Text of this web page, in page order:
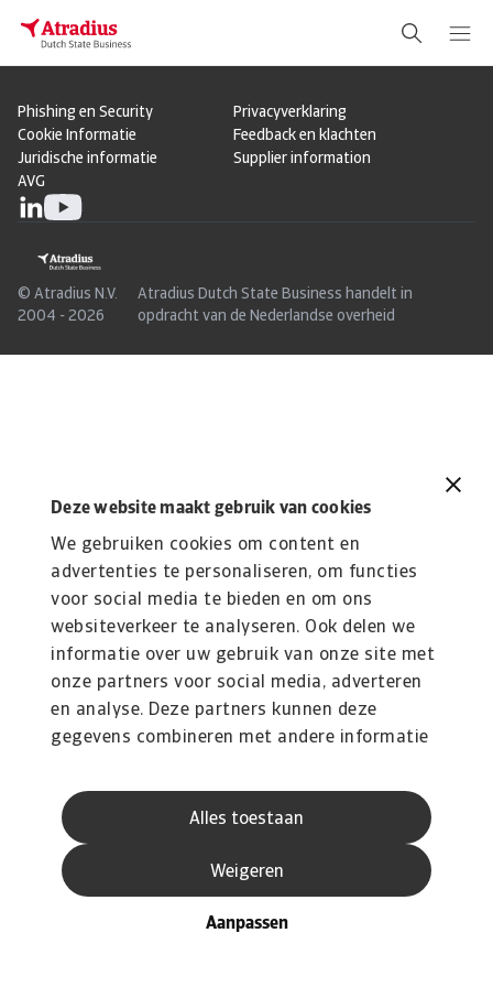
Deze website maakt gebruik van cookies
We gebruiken cookies om content en
advertenties te personaliseren, om functies
voor social media te bieden en om ons
websiteverkeer te analyseren. Ook delen we
informatie over uw gebruik van onze site met
onze partners voor social media, adverteren
en analyse. Deze partners kunnen deze
gegevens combineren met andere informatie
verzameld op basis van uw gebruik van hun
services.
Alles toestaan
Aanpassen
Weigeren
Phishing en Security
Privacyverklaring
Cookie Informatie
Feedback en klachten
Juridische informatie
Supplier information
AVG
© Atradius N.V.
2004 - 2026
Atradius Dutch State Business handelt in
opdracht van de Nederlandse overheid